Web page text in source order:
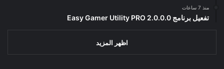
منذ 7 ساعات
تفعيل برنامج Easy Gamer Utility PRO 2.0.0.0
اظهر المزيد